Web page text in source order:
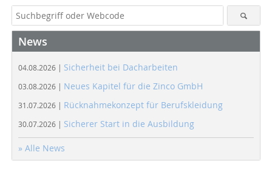
News
04.08.2026 | Sicherheit bei Dacharbeiten
03.08.2026 | Neues Kapitel für die Zinco GmbH
31.07.2026 | Rücknahmekonzept für Berufskleidung
30.07.2026 | Sicherer Start in die Ausbildung
» Alle News